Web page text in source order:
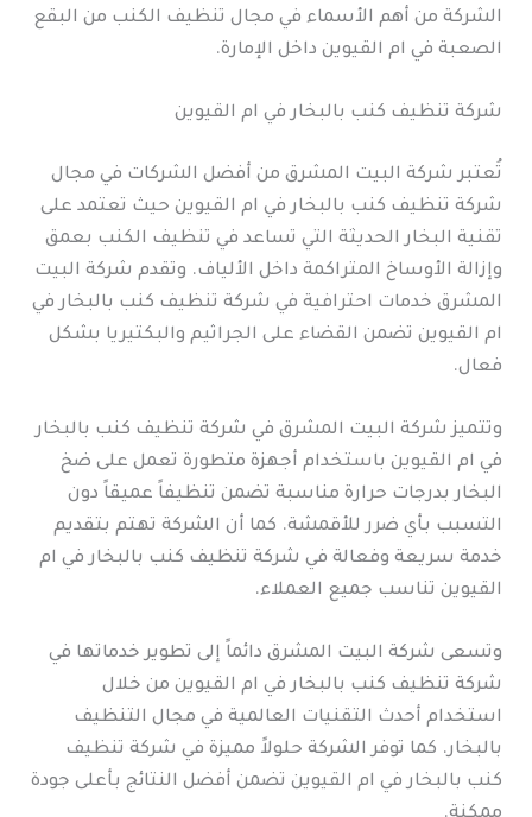
الشركة من أهم الأسماء في مجال تنظيف الكنب من البقع
الصعبة في ام القيوين داخل الإمارة.
شركة تنظيف كنب بالبخار في ام القيوين
تُعتبر شركة البيت المشرق من أفضل الشركات في مجال
شركة تنظيف كنب بالبخار في ام القيوين حيث تعتمد على
تقنية البخار الحديثة التي تساعد في تنظيف الكنب بعمق
وإزالة الأوساخ المتراكمة داخل الألياف. وتقدم شركة البيت
المشرق خدمات احترافية في شركة تنظيف كنب بالبخار في
ام القيوين تضمن القضاء على الجراثيم والبكتيريا بشكل
فعال.
وتتميز شركة البيت المشرق في شركة تنظيف كنب بالبخار
في ام القيوين باستخدام أجهزة متطورة تعمل على ضخ
البخار بدرجات حرارة مناسبة تضمن تنظيفاً عميقاً دون
التسبب بأي ضرر للأقمشة. كما أن الشركة تهتم بتقديم
خدمة سريعة وفعالة في شركة تنظيف كنب بالبخار في ام
القيوين تناسب جميع العملاء.
وتسعى شركة البيت المشرق دائماً إلى تطوير خدماتها في
شركة تنظيف كنب بالبخار في ام القيوين من خلال
استخدام أحدث التقنيات العالمية في مجال التنظيف
بالبخار. كما توفر الشركة حلولاً مميزة في شركة تنظيف
كنب بالبخار في ام القيوين تضمن أفضل النتائج بأعلى جودة